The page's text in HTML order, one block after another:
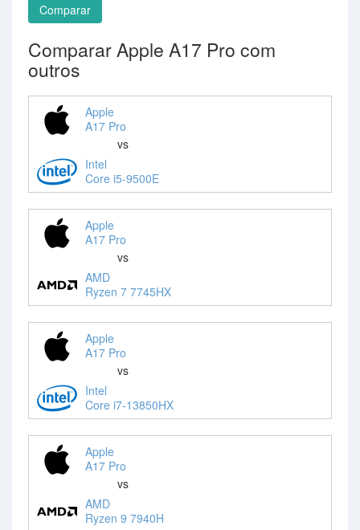
Comparar
Comparar Apple A17 Pro com
outros
Apple
A17 Pro
vs
Intel
Core i5-9500E
Apple
A17 Pro
vs
AMD
Ryzen 7 7745HX
Apple
A17 Pro
vs
Intel
Core i7-13850HX
Apple
A17 Pro
vs
AMD
Ryzen 9 7940H